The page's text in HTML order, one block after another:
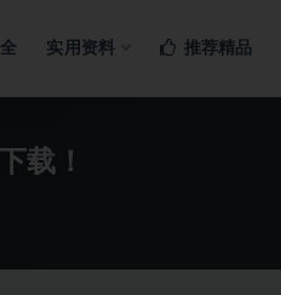
实用资料 推荐精品
载！